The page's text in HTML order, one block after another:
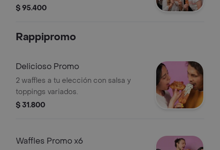
elegir.
$ 95.400
Rappipromo
Delicioso Promo
2 waffles a tu elección con salsa y
toppings variados.
$ 31.800
Waffles Promo x6